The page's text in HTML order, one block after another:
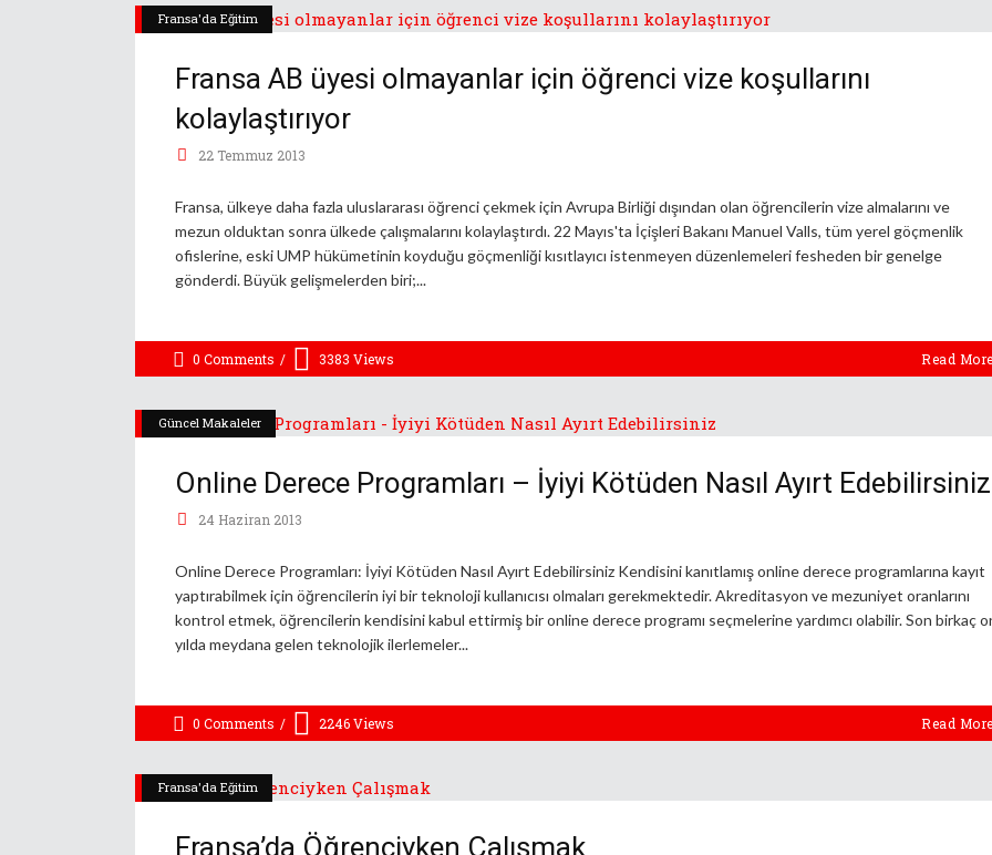
Fransa'da Eğitim
Fransa AB üyesi olmayanlar için öğrenci vize koşullarını
kolaylaştırıyor
22 Temmuz 2013
Fransa, ülkeye daha fazla uluslararası öğrenci çekmek için Avrupa Birliği dışından olan öğrencilerin vize almalarını ve
mezun olduktan sonra ülkede çalışmalarını kolaylaştırdı. 22 Mayıs'ta İçişleri Bakanı Manuel Valls, tüm yerel göçmenlik
ofislerine, eski UMP hükümetinin koyduğu göçmenliği kısıtlayıcı istenmeyen düzenlemeleri fesheden bir genelge
gönderdi. Büyük gelişmelerden biri;
0 Comments 3383 Views Read
Güncel Makaleler
Online Derece Programları – İyiyi Kötüden Nasıl Ayırt Edebilirsiniz
24 Haziran 2013
Online Derece Programları: İyiyi Kötüden Nasıl Ayırt Edebilirsiniz Kendisini kanıtlamış online derece programlarına kayıt
yaptırabilmek için öğrencilerin iyi bir teknoloji kullanıcısı olmaları gerekmektedir. Akreditasyon ve mezuniyet oranlarını
kontrol etmek, öğrencilerin kendisini kabul ettirmiş bir online derece programı seçmelerine yardımcı olabilir. Son birkaç
yılda meydana gelen teknolojik ilerlemeler
0 Comments 2246Views Read
Fransa'da Eğitim
Fransa’da Öğrenciyken Çalışmak